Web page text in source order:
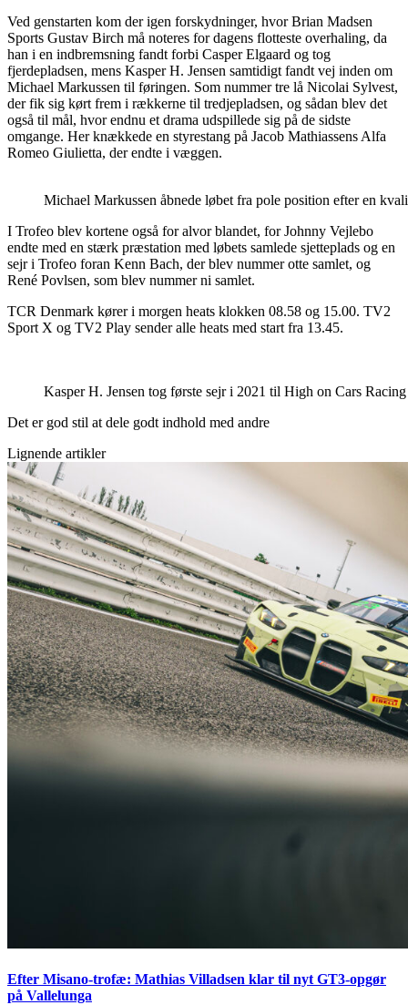
Ved genstarten kom der igen forskydninger, hvor Brian Madsen
Sports Gustav Birch må noteres for dagens flotteste overhaling, da
han i en indbremsning fandt forbi Casper Elgaard og tog
fjerdepladsen, mens Kasper H. Jensen samtidigt fandt vej inden om
Michael Markussen til føringen. Som nummer tre lå Nicolai Sylvest,
der fik sig kørt frem i rækkerne til tredjepladsen, og sådan blev det
også til mål, hvor endnu et drama udspillede sig på de sidste
omgange. Her knækkede en styrestang på Jacob Mathiassens Alfa
Romeo Giulietta, der endte i væggen.
Michael Markussen åbnede løbet fra pole position efter en
I Trofeo blev kortene også for alvor blandet, for Johnny Vejlebo
endte med en stærk præstation med løbets samlede sjetteplads og en
sejr i Trofeo foran Kenn Bach, der blev nummer otte samlet, og
René Povlsen, som blev nummer ni samlet.
TCR Denmark kører i morgen heats klokken 08.58 og 15.00. TV2
Sport X og TV2 Play sender alle heats med start fra 13.45.
Kasper H. Jensen tog første sejr i 2021 til High on Cars
Det er god stil at dele godt indhold med andre
Lignende artikler
Efter Misano-trofæ: Mathias Villadsen klar til nyt GT3-opgør
på Vallelunga